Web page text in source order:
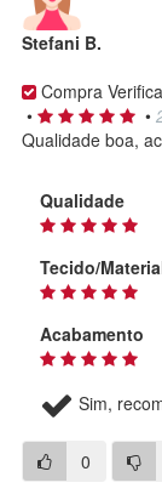
Stefani B.
Compra
•
•
Qualidade boa,
Qualidade
Tecido/
Acabamento
Sim,
0